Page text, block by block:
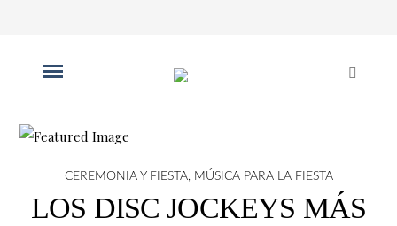
CEREMONIA Y FIESTA, MÚSICA PARA LA FIESTA
LOS DISC JOCKEYS MÁS